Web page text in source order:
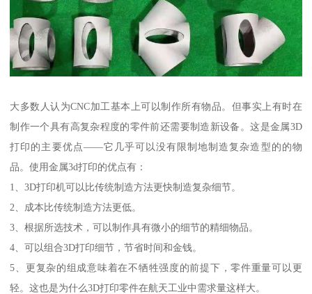
大多数人认为CNC加工基本上可以制作所有物品。但事实上有时在
制作一个具有高复杂程度的零件前还需要制造新设备。这是金属3D
打印的主要优点——它几乎可以没有限制地制造复杂造型的的物
品。使用金属3d打印的优点有：
1、3D打印机可以比传统制造方法更快制造复杂细节。
2、成本比传统制造方法更低。
3、根据所选技术，可以制作具有微小的细节的精细物品。
4、可以组合3D打印细节，节省时间和金钱。
5、更复杂的组成意味着在不牺牲强度的前提下，零件重量可以更
轻。这也是为什么3D打印零件在航天工业中需求量这样大。